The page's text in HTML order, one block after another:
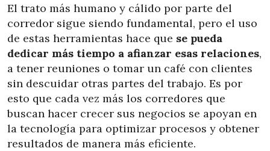
El trato más humano y cálido por parte del
corredor sigue siendo fundamental, pero el uso
de estas herramientas hace que se pueda
dedicar más tiempo a afianzar esas relaciones,
a tener reuniones o tomar un café con clientes
sin descuidar otras partes del trabajo. Es por
esto que cada vez más los corredores que
buscan hacer crecer sus negocios se apoyan en
la tecnología para optimizar procesos y obtener
resultados de manera más eficiente.